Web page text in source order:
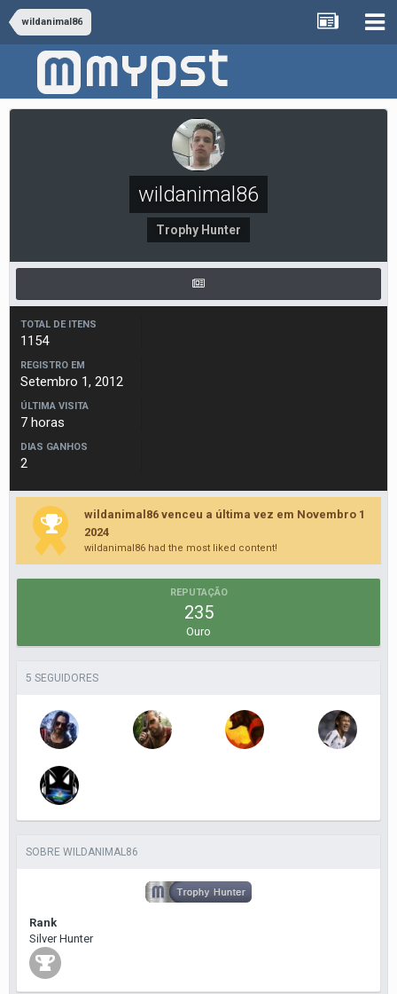
wildanimal86
wildanimal86
Trophy Hunter
TOTAL DE ITENS
1154
REGISTRO EM
Setembro 1, 2012
ÚLTIMA VISITA
7 horas
DIAS GANHOS
2
wildanimal86 venceu a última vez em Novembro 1
2024
wildanimal86 had the most liked content!
REPUTAÇÃO
235
Ouro
5 SEGUIDORES
SOBRE WILDANIMAL86
Rank
Silver Hunter